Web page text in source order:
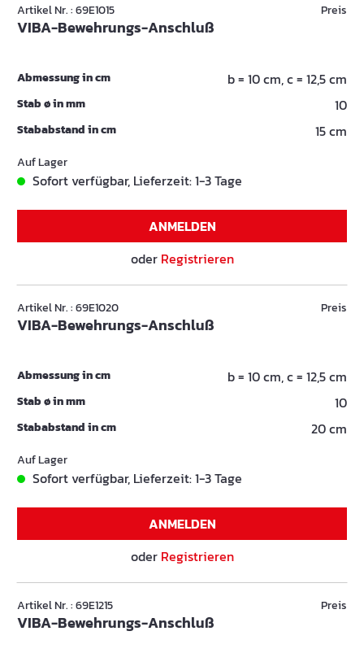
Artikel Nr. : 69E1015
VIBA-Bewehrungs-Anschluß
Preis
Abmessung in cm b = 10 cm, c = 12,5 cm
Stab ø in mm 10
Stababstand in cm 15 cm
Auf Lager
Sofort verfügbar, Lieferzeit: 1-3 Tage
ANMELDEN
oder Registrieren
Artikel Nr. : 69E1020
VIBA-Bewehrungs-Anschluß
Preis
Abmessung in cm b = 10 cm, c = 12,5 cm
Stab ø in mm 10
Stababstand in cm 20 cm
Auf Lager
Sofort verfügbar, Lieferzeit: 1-3 Tage
ANMELDEN
oder Registrieren
Artikel Nr. : 69E1215
VIBA-Bewehrungs-Anschluß
Preis